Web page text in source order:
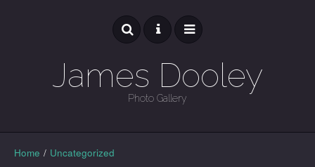
James Dooley
Photo Gallery
GALLERY
Home / Uncategorized